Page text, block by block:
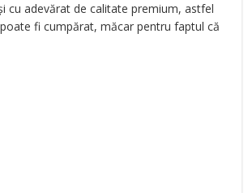
cu adevărat de calitate premium, astfel
fi cumpărat, măcar pentru faptul că